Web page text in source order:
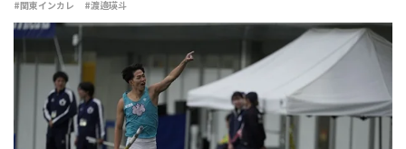
#関東インカレ #渡邉瑛斗